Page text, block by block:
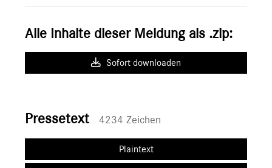
Alle Inhalte dieser Meldung als .zip:
Sofort downloaden
Pressetext 4234 Zeichen
Plaintext